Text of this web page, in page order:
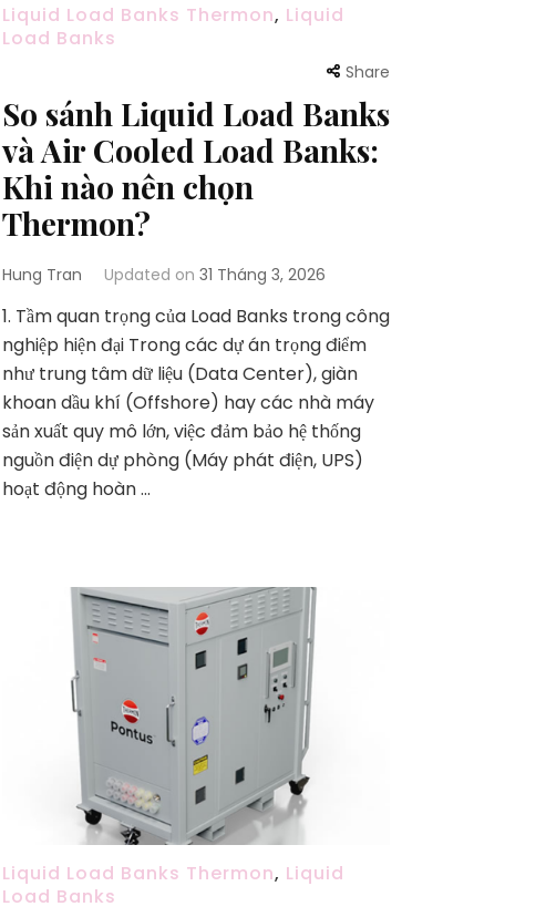
Liquid Load Banks Thermon, Liquid
Load Banks
Share
So sánh Liquid Load Banks
và Air Cooled Load Banks:
Khi nào nên chọn
Thermon?
Hung Tran Updated on 31 Tháng 3, 2026
1. Tầm quan trọng của Load Banks trong công
nghiệp hiện đại Trong các dự án trọng điểm
như trung tâm dữ liệu (Data Center), giàn
khoan dầu khí (Offshore) hay các nhà máy
sản xuất quy mô lớn, việc đảm bảo hệ thống
nguồn điện dự phòng (Máy phát điện, UPS)
hoạt động hoàn …
Liquid Load Banks Thermon, Liquid
Load Banks